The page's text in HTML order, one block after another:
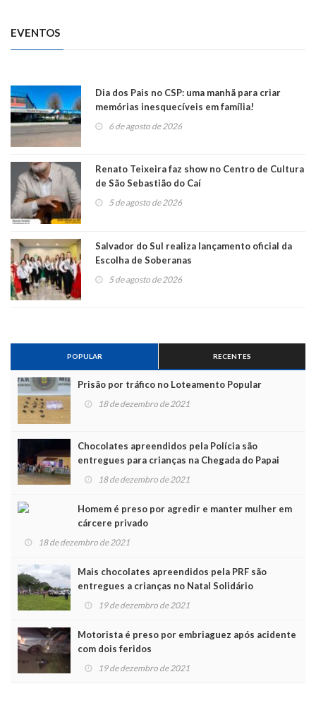
EVENTOS
Dia dos Pais no CSP: uma manhã para criar
memórias inesquecíveis em família!
6 de agosto de 2026
Renato Teixeira faz show no Centro de Cultura
de São Sebastião do Caí
5 de agosto de 2026
Salvador do Sul realiza lançamento oficial da
Escolha de Soberanas
5 de agosto de 2026
POPULAR RECENTES
Prisão por tráfico no Loteamento Popular
18 de dezembro de 2021
Chocolates apreendidos pela Polícia são
entregues para crianças na Chegada do Papai
Noel
18 de dezembro de 2021
Homem é preso por agredir e manter mulher em
cárcere privado
18 de dezembro de 2021
Mais chocolates apreendidos pela PRF são
entregues a crianças no Natal Solidário
19 de dezembro de 2021
Motorista é preso por embriaguez após acidente
com dois feridos
19 de dezembro de 2021